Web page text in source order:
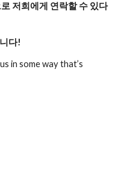
저희에게 연락할 수 있다
다!
in some way that’s